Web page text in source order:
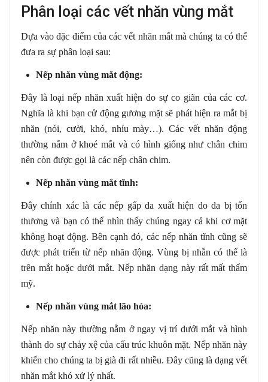
Phân loại các vết nhăn vùng mắt
Dựa vào đặc điểm của các vết nhăn mắt mà chúng ta có thể
đưa ra sự phân loại sau:
Nếp nhăn vùng mắt động:
Đây là loại nếp nhăn xuất hiện do sự co giãn của các cơ.
Nghĩa là khi bạn cử động gương mặt sẽ phát hiện ra mắt bị
nhăn (nói, cười, khó, nhíu mày…). Các vết nhăn động
thường nằm ở khoé mắt và có hình giống như chân chim
nên còn được gọi là các nếp chân chim.
Nếp nhăn vùng mắt tĩnh:
Đây chính xác là các nếp gấp da xuất hiện do da bị tổn
thương và bạn có thể nhìn thấy chúng ngay cả khi cơ mặt
không hoạt động. Bên cạnh đó, các nếp nhăn tĩnh cũng sẽ
được phát triển từ nếp nhăn động. Vùng bị nhắn có thể là
trên mắt hoặc dưới mắt. Nếp nhăn dạng này rất mất thẩm
mỹ.
Nếp nhăn vùng mắt lão hóa:
Nếp nhăn này thường nằm ở ngay vị trí dưới mắt và hình
thành do sự chảy xệ của cấu trúc khuôn mặt. Nếp nhăn này
khiến cho chúng ta bị già đi rất nhiều. Đây cũng là dạng vết
nhăn mắt khó xử lý nhất.